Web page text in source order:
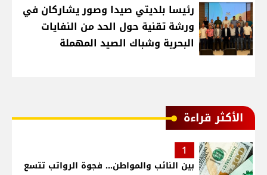
رئيسا بلديتي صيدا وصور يشاركان في
ورشة تقنية حول الحد من النفايات
البحرية وشباك الصيد المهملة
الأكثر قراءة
1
بين النائب والمواطن... فجوة الرواتب تتسع